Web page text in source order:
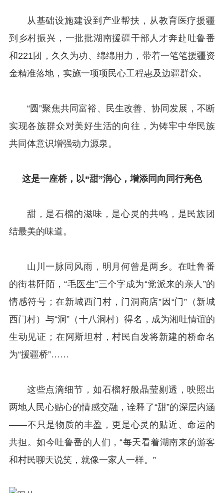
从基础设施建设到产业帮扶，从教育医疗援疆
到乡村振兴，一批批湖南援疆干部人才奔赴吐鲁番
和221团，久久为功、绵绵用力，带着一笔笔援疆资
金精准落地，实施一项项民心工程惠及边疆群众。
“圆”聚焦共同富裕、民生改善、协同发展，不断
实现各族群众对美好生活的向往，为铸牢中华民族
共同体意识增强动力源泉。
这是一座桥， 以“甜”润心，增添同向同行亮色
甜，是石榴的滋味，是心灵的共鸣，是民族团
结最美的味道。
山川一脉同风雨，明月何曾是两乡。在吐鲁番
的街巷阡陌，“毛医生”三个字成为“党派来的亲人”的
情感符号；在新城西门村，门洞商店”因“门”（新城
西门村）与“洞”（十八洞村）得名，成为湘吐情谊的
生动见证；在阿斯坦村，村民自发将新建的桥命名
为“援疆桥”……
这些点滴细节，如石榴籽般晶莹剔透，映照出
两地人民心贴心的情感交融，诠释了“甜”的深层内涵
——不只是物质的丰盈，更是心灵的贴近、命运的
共担。如今吐鲁番的人们，“每天看着湖南来的游客
和村民聊天说笑，就像一家人一样。”